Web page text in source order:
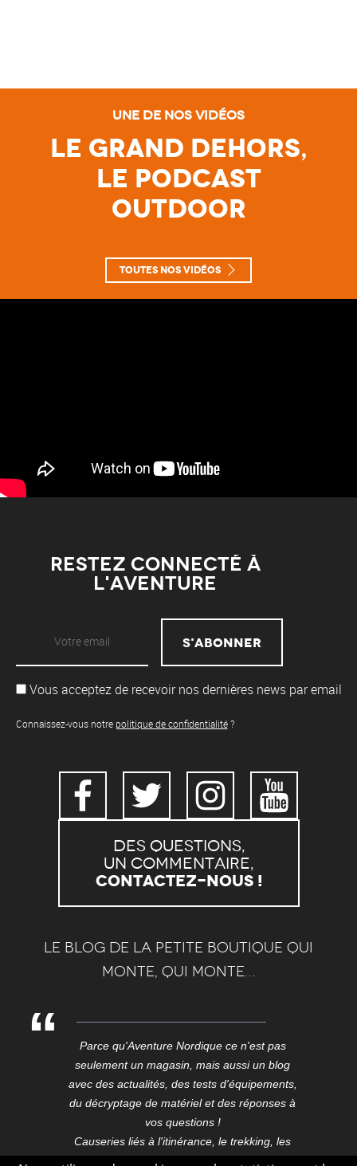
Une de nos vidéos
Le Grand Dehors,
le Podcast
Outdoor
Toutes nos vidéos
Restez connecté à
l'aventure
Vous acceptez de recevoir nos dernières news par email
Connaissez-vous notre politique de confidentialité?
Des questions,
un commentaire,
Contactez-nous !
Le blog de la petite boutique qui
monte, qui monte…
Parce qu'Aventure Nordique ce n'est pas
seulement un magasin, mais aussi un blog
avec des actualités, des tests d'équipements,
du décryptage de matériel et des réponses à
vos questions !
Causeries liés à l'itinérance, le trekking, les